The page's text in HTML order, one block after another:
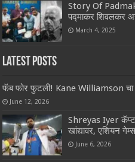
Story Of
पद्माकर शिवलकर
March 4, 2025
Latest Posts
फॅब फोर फुटली! Kane Williamson चा
June 12, 2026
Shreyas Iyer कॅप्टन
खांद्यावर, एशियन
June 6, 2026